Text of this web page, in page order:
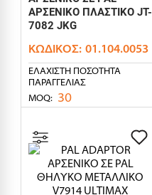
ΑΡΣΕΝΙΚΟ ΠΛΑΣΤΙΚΟ JT-
7082 JKG
ΚΩΔΙΚΌΣ: 01.104.0053
ΕΛΆΧΙΣΤΗ ΠΟΣΌΤΗΤΑ
ΠΑΡΑΓΓΕΛΊΑΣ
MOQ: 30